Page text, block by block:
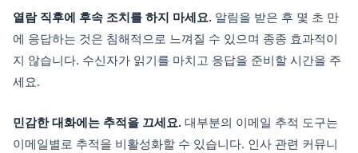
열람 직후에 후속 조치를 하지 마세요. 알림을 받은 후 몇 초 만
에 응답하는 것은 침해적으로 느껴질 수 있으며 종종 효과적이
지 않습니다. 수신자가 읽기를 마치고 응답을 준비할 시간을 주
세요.
민감한 대화에는 추적을 끄세요. 대부분의 이메일 추적 도구는
이메일별로 추적을 비활성화할 수 있습니다. 인사 관련 커뮤니